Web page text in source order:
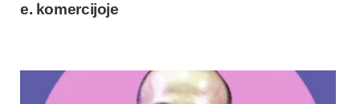
e. komercijoje